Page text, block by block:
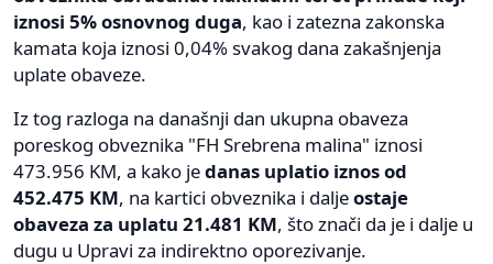
iznosi 5% osnovnog duga, kao i zatezna zakonska
kamata koja iznosi 0,04% svakog dana zakašnjenja
uplate obaveze.
Iz tog razloga na današnji dan ukupna obaveza
poreskog obveznika "FH Srebrena malina" iznosi
473.956 KM, a kako jedanas uplatio iznos od
452.475 KM, na kartici obveznika i daljeostaje
obaveza za uplatu 21.481 KM, što znači da je i dalje u
dugu u Upravi za indirektno oporezivanje.